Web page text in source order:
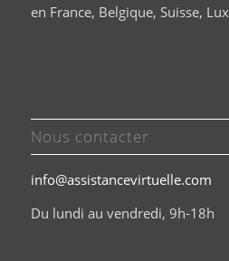
en France, Belgique, Suisse,
Nous contacter
info@assistancevirtuelle.com
Du lundi au vendredi, 9h-18h